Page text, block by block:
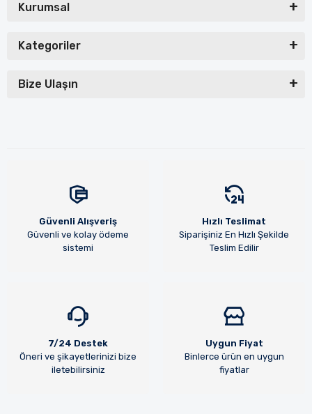
Kurumsal
Kategoriler
Bize Ulaşın
Güvenli Alışveriş
Güvenli ve kolay ödeme
sistemi
Hızlı Teslimat
Siparişiniz En Hızlı Şekilde
Teslim Edilir
7/24 Destek
Öneri ve şikayetlerinizi bize
iletebilirsiniz
Uygun Fiyat
Binlerce ürün en uygun
fiyatlar